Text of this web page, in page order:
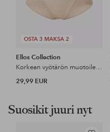
OSTA 3 MAKSA 2
Ellos Collection
Korkean vyötärön muotoilevat pikkuhousut - keskituki
29,99 EUR
Suosikit juuri nyt